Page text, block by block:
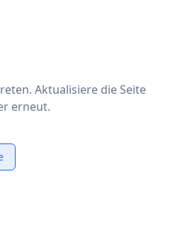
Aktualisiere die Seite
erneut.